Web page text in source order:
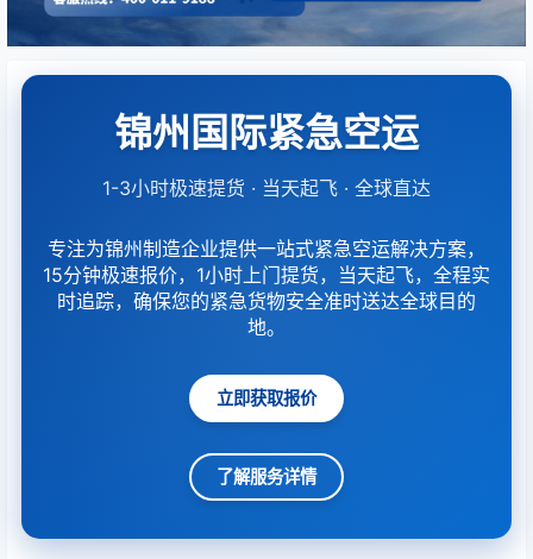
锦州国际紧急空运
1-3小时极速提货 · 当天起飞 · 全球直达
专注为锦州制造企业提供一站式紧急空运解决方案，
15分钟极速报价，1小时上门提货，当天起飞，全程实
时追踪，确保您的紧急货物安全准时送达全球目的
地。
立即获取报价
了解服务详情